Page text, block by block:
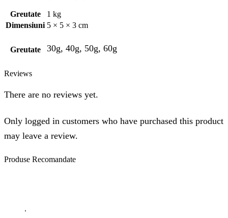
Greutate
1 kg
Dimensiuni 5 × 5 × 3 cm
Greutate 30g, 40g, 50g, 60g
Reviews
There are no reviews yet.
Only logged in customers who have purchased this product
may leave a review.
Produse Recomandate
.